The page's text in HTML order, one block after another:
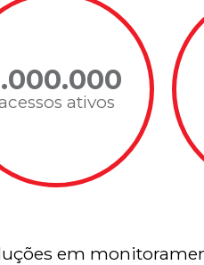
ativos
em